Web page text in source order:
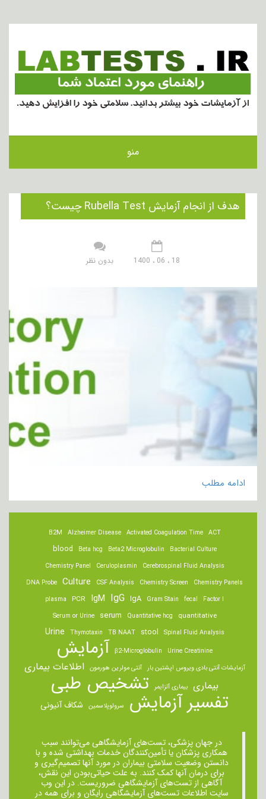
منو
هدف از انجام آزمایش Rubella Test چیست؟
18 ، 06 ، 1400 بدون نظر
ادامه مطلب
ACT
Activated Coagulation Time
Alzheimer Disease
B2M
Bacterial Culture
Beta2 Microglobulin
Beta hcg
blood
Cerebrospinal Fluid Analysis
Ceruloplasmin
Chemistry Panel
Chemistry Panels
Chemistry Screen
CSF Analysis
Culture
DNA Probe
Factor I
fecal
Gram Stain
IgA
IgG
IgM
PCR
plasma
quantitative
Quantitative hcg
serum
Serum or Urine
Spinal Fluid Analysis
stool
TB NAAT
Thymotaxin
Urine
Urine Creatinine
β2-Microglobulin آزمایش
آزمایشات آنتی بادی ویروس اپشتین بار آنتی مولرین هورمون اطلاعات بیماری
بیماری بیماری آلزایمر تشخیص طبی
تفسیر آزمایش سرولوپلاسمین شکاف آنیونی
در جهان پزشکی، تست‌های آزمایشگاهی می‌توانند سبب
همکاری پزشکان یا تأمین‌کنندگان خدمات بهداشتی شده و با
دانستن وضعیت سلامتی بیماران در مورد آنها تصمیم‌گیری و
برای درمان ‌آنها کمک کنند. به علت حیاتی‌بودن این نقش،
آگاهی از تست‌های آزمایشگاهی ضروریست. در این وب
سایت اطلاعات تست‌های آزمایشگاهی رایگان و برای همه در